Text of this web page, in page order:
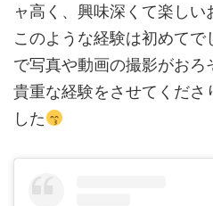
ャ高く、興味深くて楽しい
このような経験は初めて
で写真や動画の撮影がおろ
貴重な経験をさせてくださ
した